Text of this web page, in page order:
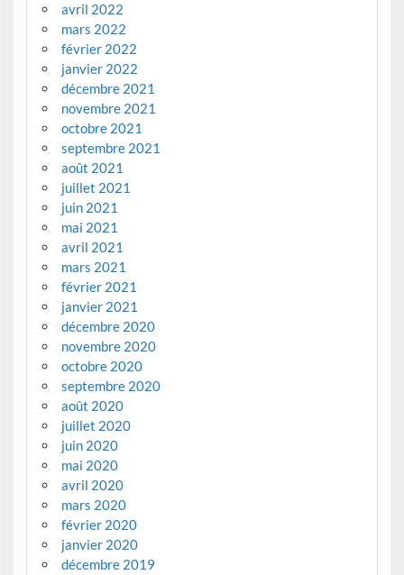
avril 2022
mars 2022
février 2022
janvier 2022
décembre 2021
novembre 2021
octobre 2021
septembre 2021
août 2021
juillet 2021
juin 2021
mai 2021
avril 2021
mars 2021
février 2021
janvier 2021
décembre 2020
novembre 2020
octobre 2020
septembre 2020
août 2020
juillet 2020
juin 2020
mai 2020
avril 2020
mars 2020
février 2020
janvier 2020
décembre 2019